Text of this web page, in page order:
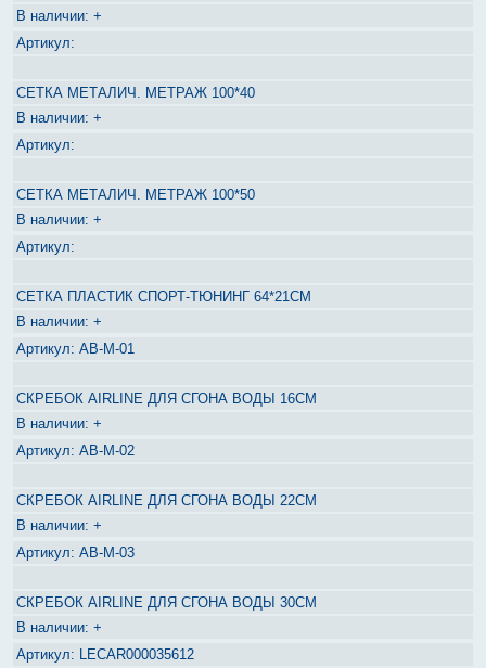
+
СЕТКА МЕТАЛИЧ. МЕТРАЖ 100*40
+
СЕТКА МЕТАЛИЧ. МЕТРАЖ 100*50
+
СЕТКА ПЛАСТИК СПОРТ-ТЮНИНГ 64*21СМ
+
AB-M-01
СКРЕБОК AIRLINE ДЛЯ СГОНА ВОДЫ 16СМ
+
AB-M-02
СКРЕБОК AIRLINE ДЛЯ СГОНА ВОДЫ 22СМ
+
AB-M-03
СКРЕБОК AIRLINE ДЛЯ СГОНА ВОДЫ 30СМ
+
LECAR000035612